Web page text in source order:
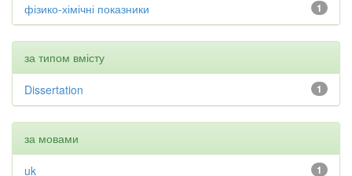
1
фізико-хімічні показники
за типом вмісту
1
Dissertation
за мовами
1
uk